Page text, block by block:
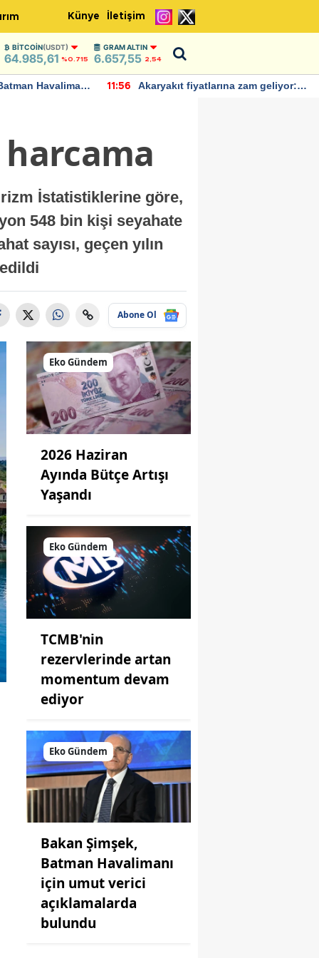
Künye İletişim
BITCOIN(USDT)
64.985,61 %0.715
GRAM ALTIN
6.657,55 2,54
Havalimanı
11:56
Akaryakıt fiyatlarına zam geliyor:
İstatistiklerine göre,
548 bin kişi seyahate
sayısı, geçen yılın
Abone Ol
Eko Gündem
2026 Haziran
Ayında Bütçe Artışı
Yaşandı
Eko Gündem
TCMB'nin
rezervlerinde artan
momentum devam
ediyor
Eko Gündem
Bakan Şimşek,
Batman Havalimanı
için umut verici
açıklamalarda
bulundu